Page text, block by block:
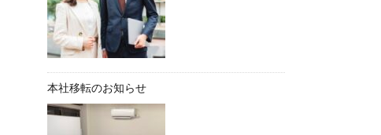
本社移転のお知らせ